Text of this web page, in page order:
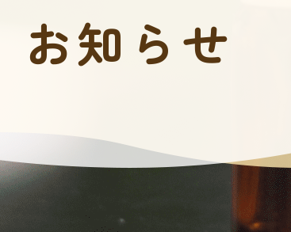
お知らせ